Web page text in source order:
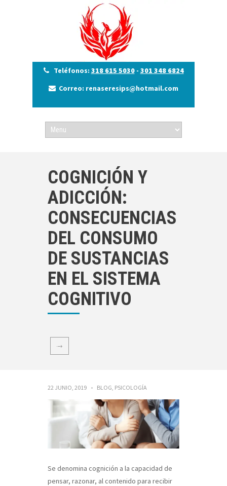
Teléfonos: 318 615 5030- 301 348 6824
Correo: renaseresips@hotmail.com
COGNICIÓN Y
ADICCIÓN:
CONSECUENCIAS
DEL CONSUMO
DE SUSTANCIAS
EN EL SISTEMA
COGNITIVO
22 JUNIO, 2019 BLOG, PSICOLOGÍA
Se denomina cognición a la capacidad de
pensar, razonar, al contenido para recibir